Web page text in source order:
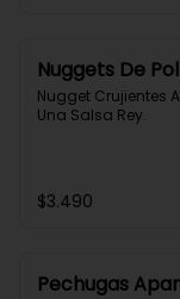
Nuggets De
Nugget Crujientes
Una Salsa Rey.
$3.490
Pechugas